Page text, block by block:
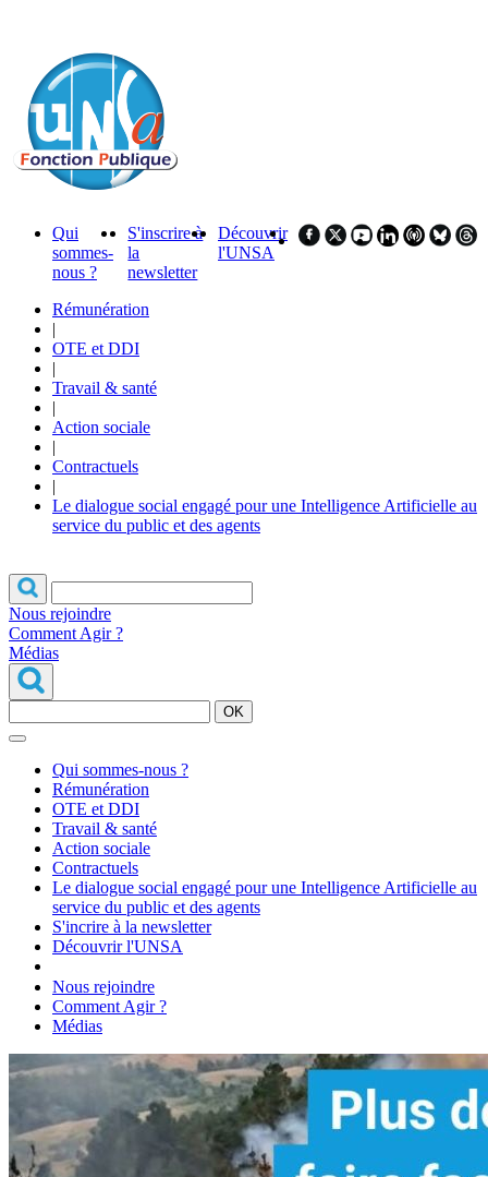
Qui
sommes-
nous ?
S'inscrire à
la
newsletter
Découvrir
l'UNSA
Rémunération
|
OTE et DDI
|
Travail & santé
|
Action sociale
|
Contractuels
|
Le dialogue social engagé pour une Intelligence Artificielle au
service du public et des agents
Nous rejoindre
Comment Agir ?
Médias
OK
Qui sommes-nous ?
Rémunération
OTE et DDI
Travail & santé
Action sociale
Contractuels
Le dialogue social engagé pour une Intelligence Artificielle au
service du public et des agents
S'incrire à la newsletter
Découvrir l'UNSA
Nous rejoindre
Comment Agir ?
Médias